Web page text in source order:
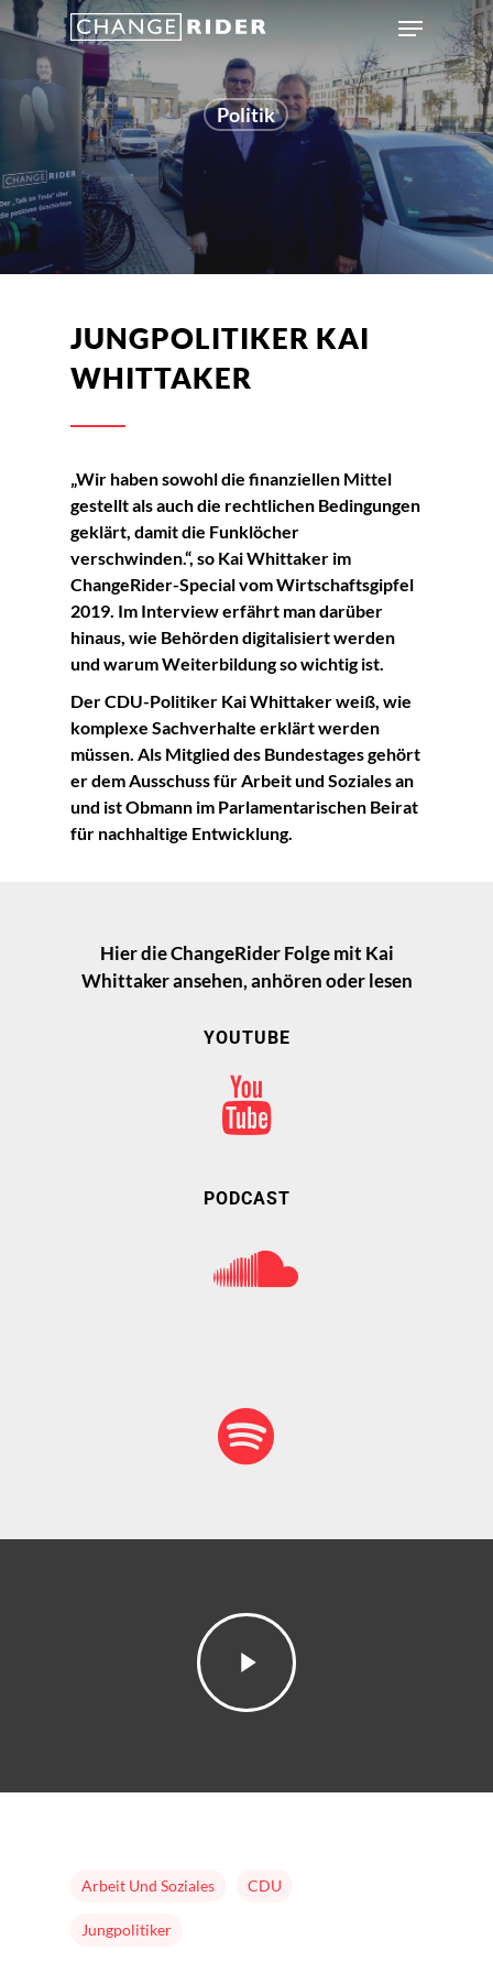
Politik
JUNGPOLITIKER KAI
WHITTAKER
„Wir haben sowohl die finanziellen Mittel
gestellt als auch die rechtlichen Bedingungen
geklärt, damit die Funklöcher
verschwinden.“, so Kai Whittaker im
ChangeRider-Special vom Wirtschaftsgipfel
2019. Im Interview erfährt man darüber
hinaus, wie Behörden digitalisiert werden
und warum Weiterbildung so wichtig ist.
Der CDU-Politiker Kai Whittaker weiß, wie
komplexe Sachverhalte erklärt werden
müssen. Als Mitglied des Bundestages gehört
er dem Ausschuss für Arbeit und Soziales an
und ist Obmann im Parlamentarischen Beirat
für nachhaltige Entwicklung.
Hier die ChangeRider Folge mit Kai
Whittaker ansehen, anhören oder lesen
YOUTUBE
PODCAST
Arbeit Und Soziales CDU
Jungpolitiker
Folgen
Changeriders
Nominieren